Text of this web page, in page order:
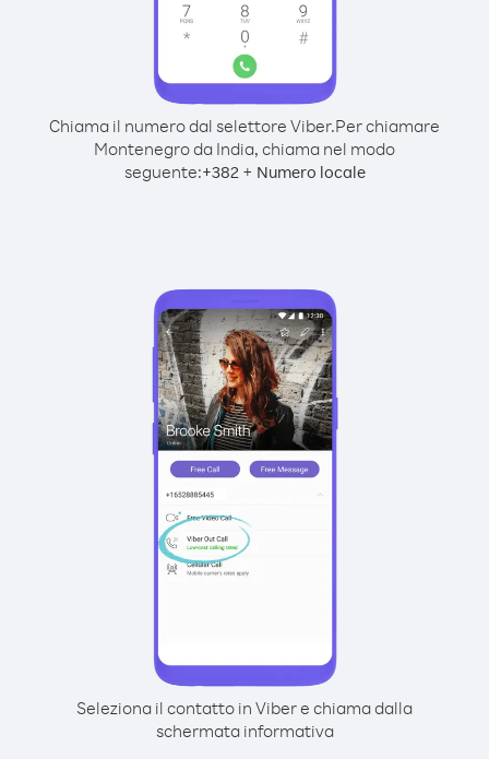
Chiama il numero dal selettore Viber.Per chiamare
Montenegro da India, chiama nel modo
seguente:+382+ Numero locale
Seleziona il contatto in Viber e chiama dalla
schermata informativa